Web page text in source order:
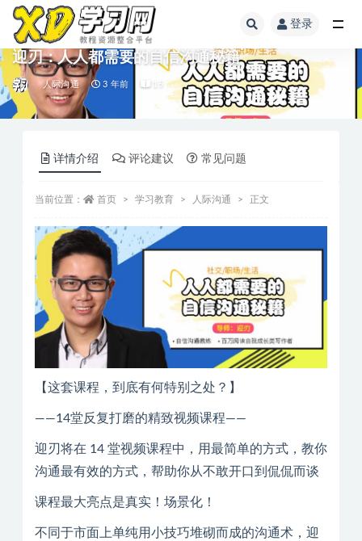
登录
迎刃：人人都需要的自信沟通秘籍
人际沟通 3 年前
详情介绍 评论建议 常见问题
当前位置： 首页 学习教育 人际沟通 正文
【这套课程，到底有何特别之处？】
——14堂反复打磨的精致视频课程——
迎刃将在 14 堂视频课程中，用最简单的方式，教你
沟通最有效的方式，帮助你从不敢开口到侃侃而谈
课程最大亮点是真实！场景化！
不同于市面上单纯用小技巧堆砌而成的沟通术，迎